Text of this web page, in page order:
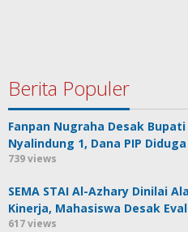
Berita Populer
Fanpan Nugraha Desak
Nyalindung 1, Dana PIP
739 views
SEMA STAI Al-Azhary Dinilai
Kinerja, Mahasiswa Desak
617 views